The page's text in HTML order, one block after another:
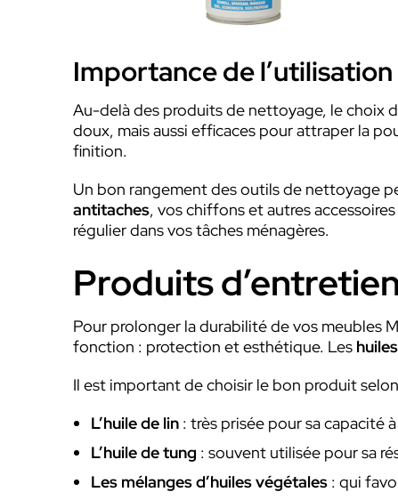
Importance de
Au-delà des produits de nettoyage, le choix
doux, mais aussi efficaces pour attraper la
finition.
Un bon rangement des outils de nettoyage
antitaches, vos chiffons et autres
régulier dans vos tâches ménagères.
Produits
Pour prolonger la durabilité de vos meubles
fonction : protection et esthétique. Les
Il est important de choisir le bon produit
L’huile de lin : très prisée pour sa capacité
L’huile de tung : souvent utilisée pour sa
Les mélanges d’huiles végétales : qui